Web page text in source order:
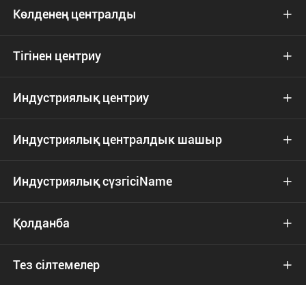
Көлденең централды 
Тігінен центриу 
Индустриялық центриу 
Индустриялық централдык шашыр 
Индустриялық сүзгісіName 
Қолданба 
Тез сілтемелер 